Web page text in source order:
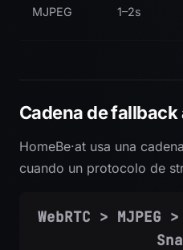
MJPEG 1–2s
Cadena de
HomeBe·at usa una
cuando un protocolo de
WebRTC > MJPEG